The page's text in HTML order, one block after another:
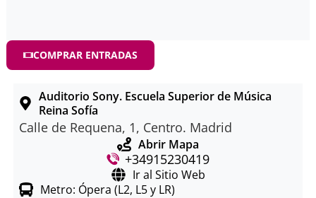
COMPRAR ENTRADAS
Auditorio Sony. Escuela Superior de Música
Reina Sofía
Calle de Requena, 1, Centro. Madrid
Abrir Mapa
+34915230419
Ir al Sitio Web
Metro: Ópera (L2, L5 y LR)